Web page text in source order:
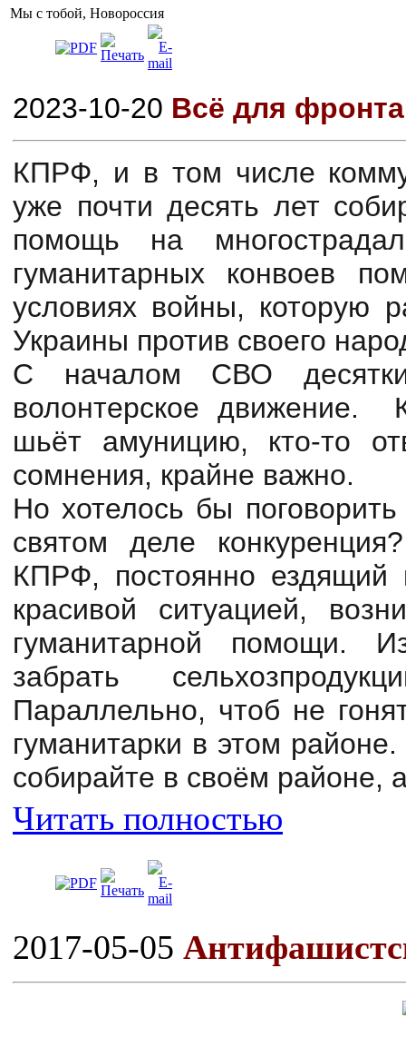
Мы с тобой, Новороссия
2023-10-20 Всё для
КПРФ, и в том числе
уже почти десять лет
помощь на
гуманитарных конвоев
условиях войны, которую
Украины против своего
С началом СВО
волонтерское движение.
шьёт амуницию, кто-то
сомнения, крайне важно.
Но хотелось бы
святом деле
КПРФ, постоянно ездящий
красивой ситуацией,
гуманитарной помощи.
забрать
Параллельно, чтоб не
гуманитарки в этом
собирайте в своём районе,
Читать полностью
2017-05-05